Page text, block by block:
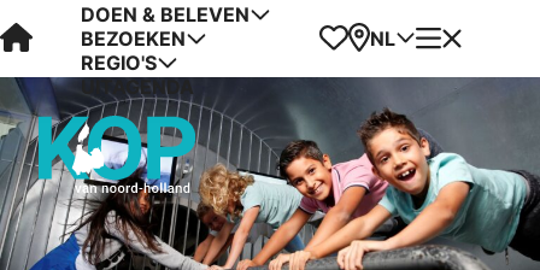
Visit Kop van Holland
DOEN & BELEVEN
BEZOEKEN
REGIO'S
UITAGENDA
Favorieten
Kaart
NL Menu